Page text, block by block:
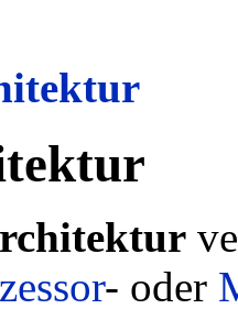
- oder